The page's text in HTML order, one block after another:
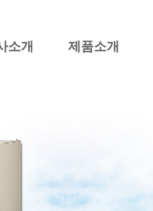
소개 제품소개